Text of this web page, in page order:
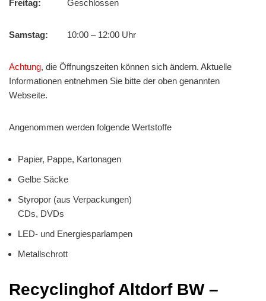
Freitag: Geschlossen
Samstag: 10:00 – 12:00 Uhr
Achtung, die Öffnungszeiten können sich ändern. Aktuelle
Informationen entnehmen Sie bitte der oben genannten
Webseite.
Angenommen werden folgende Wertstoffe
Papier, Pappe, Kartonagen
Gelbe Säcke
Styropor (aus Verpackungen)
CDs, DVDs
LED- und Energiesparlampen
Metallschrott
Recyclinghof Altdorf BW –